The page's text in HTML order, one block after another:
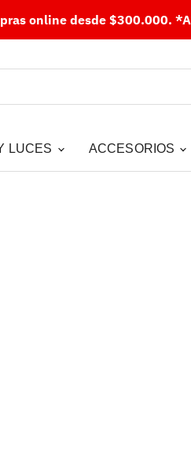
online desde $300.000.
LUCES ACCESORIOS